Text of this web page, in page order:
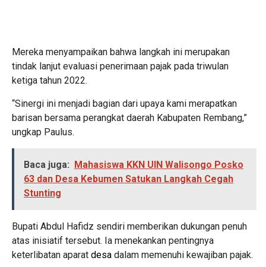
Mereka menyampaikan bahwa langkah ini merupakan
tindak lanjut evaluasi penerimaan pajak pada triwulan
ketiga tahun 2022.
“Sinergi ini menjadi bagian dari upaya kami merapatkan
barisan bersama perangkat daerah Kabupaten Rembang,”
ungkap Paulus.
Baca juga: Mahasiswa KKN UIN Walisongo Posko
63 dan Desa Kebumen Satukan Langkah Cegah
Stunting
Bupati Abdul Hafidz sendiri memberikan dukungan penuh
atas inisiatif tersebut. Ia menekankan pentingnya
keterlibatan aparat desa dalam memenuhi kewajiban pajak.